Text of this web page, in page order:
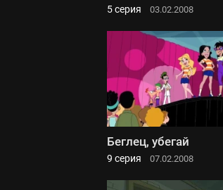
5 серия 03.02.2008
Беглец, убегай
9 серия 07.02.2008